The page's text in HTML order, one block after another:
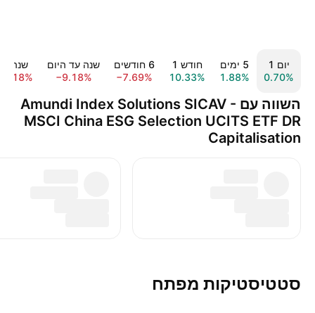
יום ‎1‎
0.70%
‎5‎ ימים
1.88%
חודש ‎1‎
10.33%
‎6‎ חודשים
−7.69%
שנה עד היום
−9.18%
שנה ‎1‎
השווה עם Amundi Index Solutions SICAV -
MSCI China ESG Selection UCITS ETF DR
Capitalisation
סטטיסטיקות מפתח